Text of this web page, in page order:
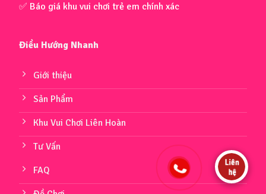
✅ Báo giá khu vui chơi trẻ em chính xác
Điều Hướng Nhanh
Giới thiệu
Sản Phẩm
Khu Vui Chơi Liên Hoàn
Tư Vấn
FAQ